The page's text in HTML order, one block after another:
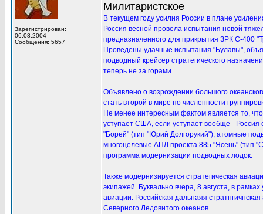
Зарегистрирован:
06.08.2004
Сообщения: 5657
Милитаристское
В текущем году усилия России в плане
Россия весной провела испытания новой
предназначенного для прикрытия ЗРК С-400
Проведены удачные испытания "Булавы",
подводный крейсер стратегического
теперь не за горами.
Объявлено о возрождении большого
стать второй в мире по численности
Не менее интересным фактом является то,
уступает США, если уступает вообще - Россия
"Борей" (тип "Юрий Долгорукий"), атомные
многоцелевые АПЛ проекта 885 "Ясень" (тип
программа модернизации подводных лодок.
Также модернизируется стратегическая
экипажей. Буквально вчера, 8 августа, в
авиации. Российская дальнаяя
Северного Ледовитого океанов.